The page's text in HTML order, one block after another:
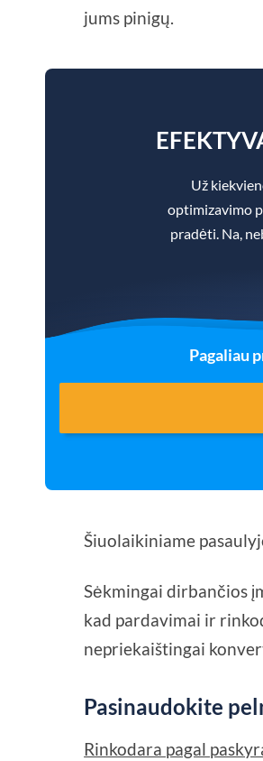
jums pinigų.
Už
optimizavimo
pradėti. Na,
Pagaliau
Šiuolaikiniame
Sėkmingai dirbančios
kad pardavimai ir
nepriekaištingai
Pasinaudokite
Rinkodara pagal